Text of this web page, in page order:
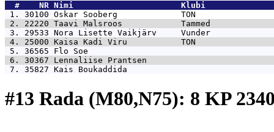
  #    NR
Nimi                      Klubi
1. 30100 Oskar Sooberg             TON
2. 22220 Taavi Malsroos            Tammed
3. 29533 Nora Lisette Vaikjärv     Vunder
4. 25000 Kaisa Kadi Viru           TON
5. 36565 Flo Soe
6. 30367 Lennaliise Prantsen
7. 35827 Kais Boukaddida
#13 Rada (M80,N75): 8 KP